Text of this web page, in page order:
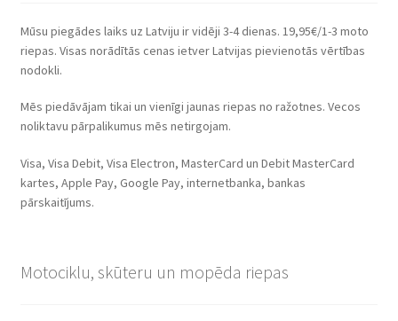
Mūsu piegādes laiks uz Latviju ir vidēji 3-4 dienas. 19,95€/1-3 moto
riepas. Visas norādītās cenas ietver Latvijas pievienotās vērtības
nodokli.
Mēs piedāvājam tikai un vienīgi jaunas riepas no ražotnes. Vecos
noliktavu pārpalikumus mēs netirgojam.
Visa, Visa Debit, Visa Electron, MasterCard un Debit MasterCard
kartes, Apple Pay, Google Pay, internetbanka, bankas
pārskaitījums.
Motociklu, skūteru un mopēda riepas